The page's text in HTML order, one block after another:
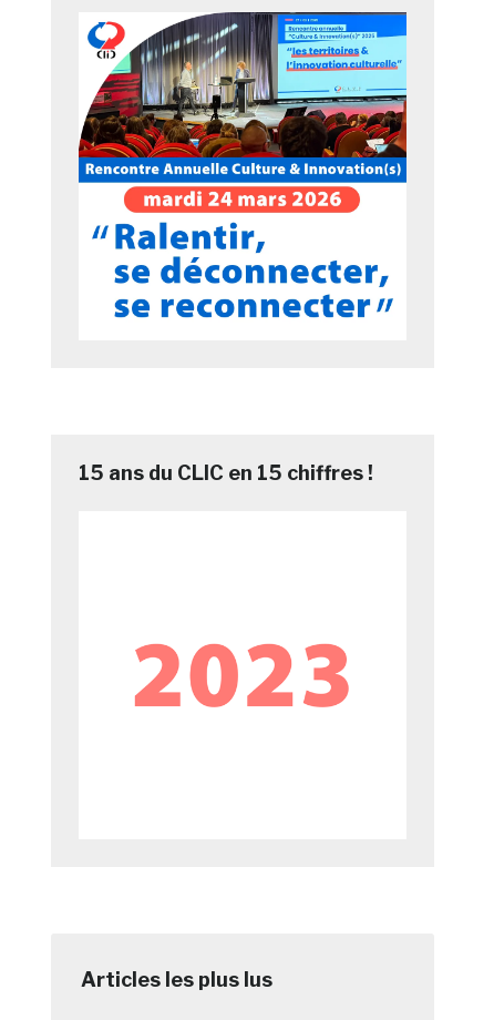
15 ans du CLIC en 15 chiffres !